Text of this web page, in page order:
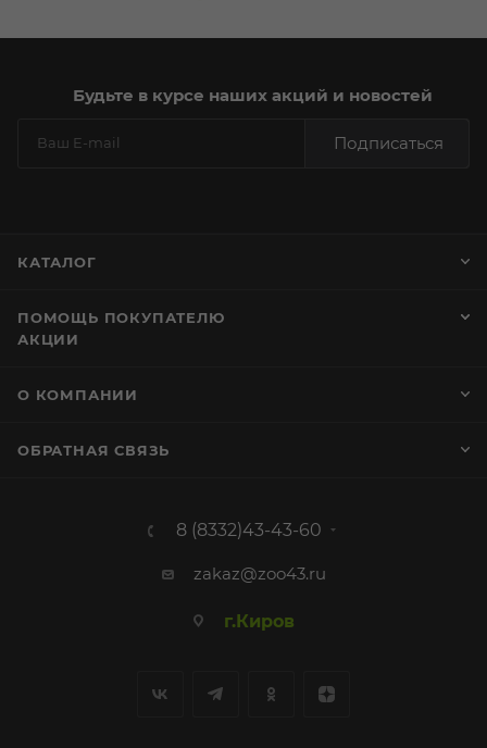
Будьте в курсе наших акций и новостей
Подписаться
КАТАЛОГ
ПОМОЩЬ ПОКУПАТЕЛЮ
АКЦИИ
О КОМПАНИИ
ОБРАТНАЯ СВЯЗЬ
8 (8332)43-43-60
zakaz@zoo43.ru
г.Киров